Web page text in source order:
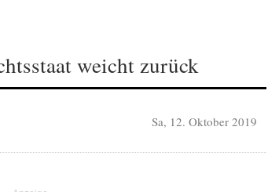
weicht zurück
Sa, 12. Oktober 2019